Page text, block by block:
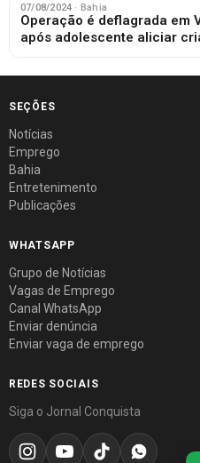
07/08/2024 · Bahia
Operação é deflagrada em
após adolescente aliciar
SEÇÕES
Notícias
Emprego
Bahia
Entretenimento
Publicações
WHATSAPP
Grupo de Notícias
Vagas de Emprego
Canal WhatsApp
Enviar denúncia
Enviar vaga de emprego
REDES SOCIAIS
Siga o Jornal Conquista